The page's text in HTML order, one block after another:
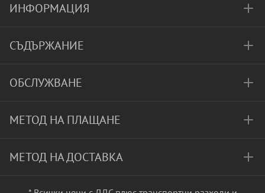
ИНФОРМАЦИЯ
СЪДЪРЖАНИЕ
ОБСЛУЖВАНЕ
МЕТОД НА ПЛАЩАНЕ
МЕТОД НА ДОСТАВКА